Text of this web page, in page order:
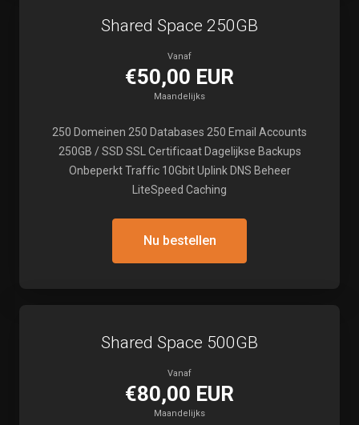
Shared Space 250GB
Vanaf
€50,00 EUR
Maandelijks
250 Domeinen 250 Databases 250 Email Accounts
250GB / SSD SSL Certificaat Dagelijkse Backups
Onbeperkt Traffic 10Gbit Uplink DNS Beheer
LiteSpeed Caching
Nu bestellen
Shared Space 500GB
Vanaf
€80,00 EUR
Maandelijks